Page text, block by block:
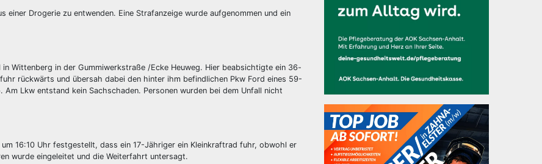
Drogerie zu entwenden. Eine Strafanzeige wurde aufgenommen und ein
Wittenberg in der Gummiwerkstraße /Ecke Heuweg. Hier beabsichtigte ein 36-
rückwärts und übersah dabei den hinter ihm befindlichen Pkw Ford eines 59-
Lkw entstand kein Sachschaden. Personen wurden bei dem Unfall nicht
16:10 Uhr festgestellt, dass ein 17-Jähriger ein Kleinkraftrad fuhr, obwohl er
wurde eingeleitet und die Weiterfahrt untersagt.